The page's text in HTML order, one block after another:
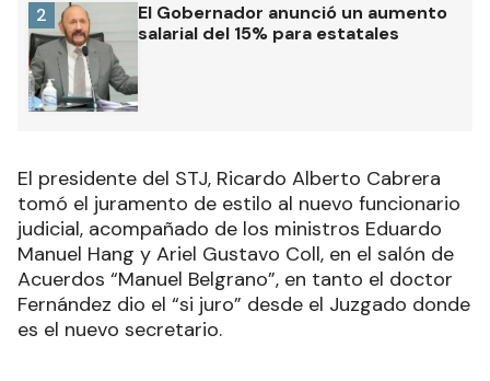
El Gobernador anunció un aumento
salarial del 15% para estatales
2
El presidente del STJ, Ricardo Alberto Cabrera
tomó el juramento de estilo al nuevo funcionario
judicial, acompañado de los ministros Eduardo
Manuel Hang y Ariel Gustavo Coll, en el salón de
Acuerdos “Manuel Belgrano”, en tanto el doctor
Fernández dio el “si juro” desde el Juzgado donde
es el nuevo secretario.